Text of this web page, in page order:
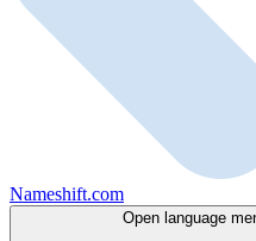
Nameshift.com
Open language